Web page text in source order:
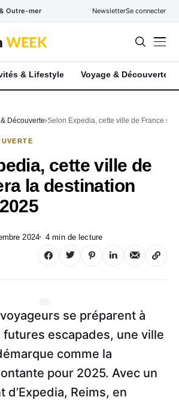
Outre-mer NewsletterSe connecter
& Lifestyle Voyage & Découverte
Découverte Selon Expedia, cette ville de France
cette ville de
la destination
2024 4 min de lecture
se préparent à
escapades, une ville
comme la
pour 2025. Avec un
d’Expedia, Reims, en